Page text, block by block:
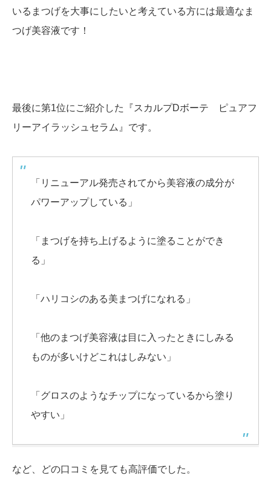
いるまつげを大事にしたいと考えている方には最適なま
つげ美容液です！
最後に第1位にご紹介した『スカルプDボーテ ピュアフ
リーアイラッシュセラム』です。
「リニューアル発売されてから美容液の成分が
パワーアップしている」
「まつげを持ち上げるように塗ることができ
る」
「ハリコシのある美まつげになれる」
「他のまつげ美容液は目に入ったときにしみる
ものが多いけどこれはしみない」
「グロスのようなチップになっているから塗り
やすい」
など、どの口コミを見ても高評価でした。